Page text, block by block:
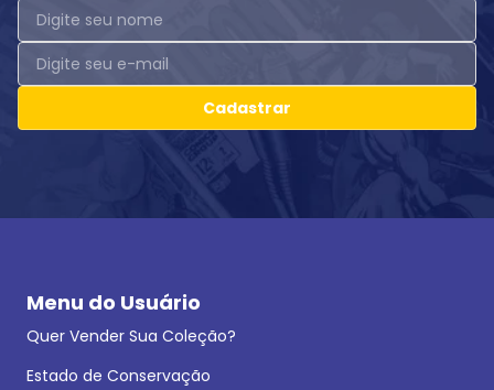
Cadastrar
Menu do Usuário
Quer Vender Sua Coleção?
Estado de Conservação